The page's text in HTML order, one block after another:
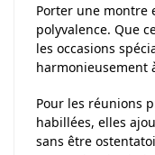
Porter une montre
polyvalence. Que
les occasions
harmonieusement
Pour les réunions
habillées, elles
sans être